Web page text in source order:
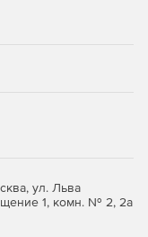
и
пустых и
ул. Льва
1, комн. № 2, 2а